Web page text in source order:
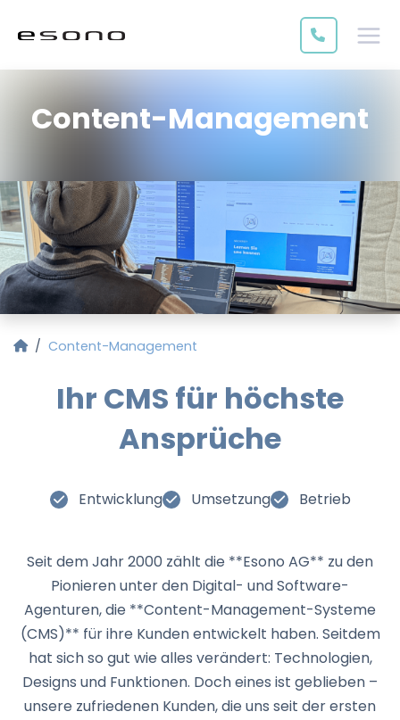
Content-Management
Startseite
Content-Management
Ihr CMS für höchste
Ansprüche
Entwicklung Umsetzung Betrieb
Seit dem Jahr 2000 zählt die **Esono AG** zu den
Pionieren unter den Digital- und Software-
Agenturen, die **Content-Management-Systeme
(CMS)** für ihre Kunden entwickelt haben. Seitdem
hat sich so gut wie alles verändert: Technologien,
Designs und Funktionen. Doch eines ist geblieben –
unsere zufriedenen Kunden, die uns seit der ersten